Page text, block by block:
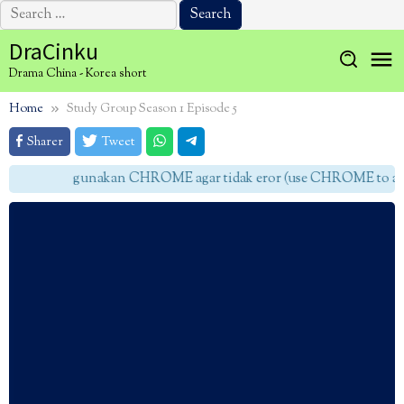
Search
for:
to
content
DraCinku
Drama China - Korea short
Home
Study Group Season 1 Episode 5
Sharer
Tweet
gunakan CHROME agar tidak eror (use CHROME to